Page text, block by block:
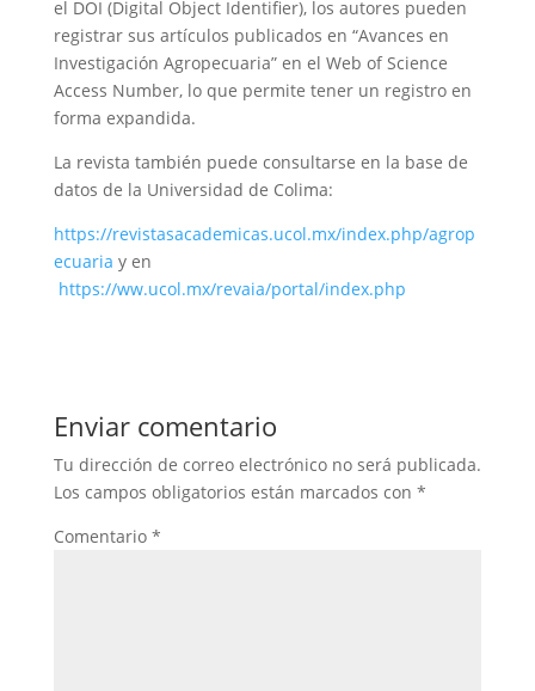
el DOI (Digital Object Identifier), los autores pueden
registrar sus artículos publicados en “Avances en
Investigación Agropecuaria” en el Web of Science
Access Number, lo que permite tener un registro en
forma expandida.
La revista también puede consultarse en la base de
datos de la Universidad de Colima:
https://revistasacademicas.ucol.mx/index.php/agrop
ecuaria y en
https://ww.ucol.mx/revaia/portal/index.php
Enviar comentario
Tu dirección de correo electrónico no será publicada.
Los campos obligatorios están marcados con *
Comentario *